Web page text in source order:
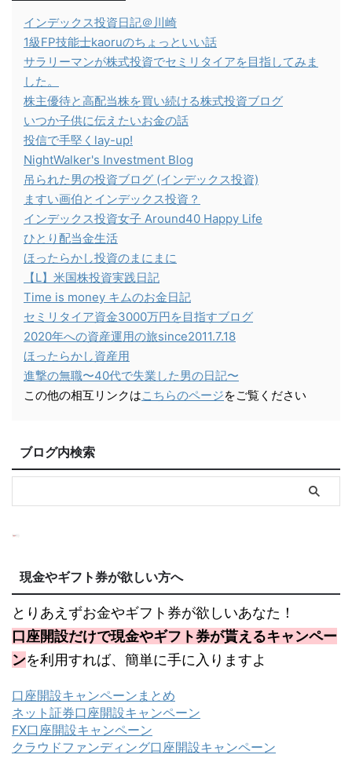
インデックス投資日記＠川崎
1級FP技能士kaoruのちょっといい話
サラリーマンが株式投資でセミリタイアを目指してみま
した。
株主優待と高配当株を買い続ける株式投資ブログ
いつか子供に伝えたいお金の話
投信で手堅くlay-up!
NightWalker's Investment Blog
吊られた男の投資ブログ (インデックス投資)
ますい画伯とインデックス投資？
インデックス投資女子 Around40 Happy Life
ひとり配当金生活
ほったらかし投資のまにまに
【L】米国株投資実践日記
Time is money キムのお金日記
セミリタイア資金3000万円を目指すブログ
2020年への資産運用の旅since2011.7.18
ほったらかし資産用
進撃の無職〜40代で失業した男の日記〜
この他の相互リンクはこちらのページをご覧ください
ブログ内検索
現金やギフト券が欲しい方へ
とりあえずお金やギフト券が欲しいあなた！
口座開設だけで現金やギフト券が貰えるキャンペー
ンを利用すれば、簡単に手に入りますよ
口座開設キャンペーンまとめ
ネット証券口座開設キャンペーン
FX口座開設キャンペーン
クラウドファンディング口座開設キャンペーン